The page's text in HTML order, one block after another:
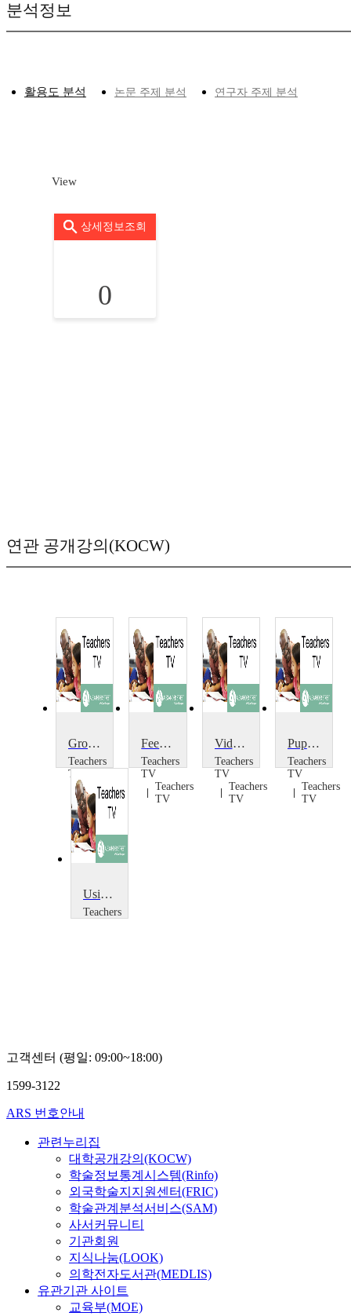
분석정보
활용도 분석 논문 주제 분석 연구자 주제 분석
View
상세정보조회
0
연관 공개강의(KOCW)
Group Work and Feedback
Teachers
TV
Teachers
TV
Feedback and Target-Setting
Teachers
TV
Teachers
TV
Video Feedback
Teachers
TV
Teachers
TV
Pupil Feedback
Teachers
TV
Teachers
TV
Using data, department collaboration, student feedback
Teachers
고객센터 (평일: 09:00~18:00)
1599-3122
ARS 번호안내
관련누리집
대학공개강의(KOCW)
학술정보통계시스템(Rinfo)
외국학술지지원센터(FRIC)
학술관계분석서비스(SAM)
사서커뮤니티
기관회원
지식나눔(LOOK)
의학전자도서관(MEDLIS)
유관기관 사이트
교육부(MOE)